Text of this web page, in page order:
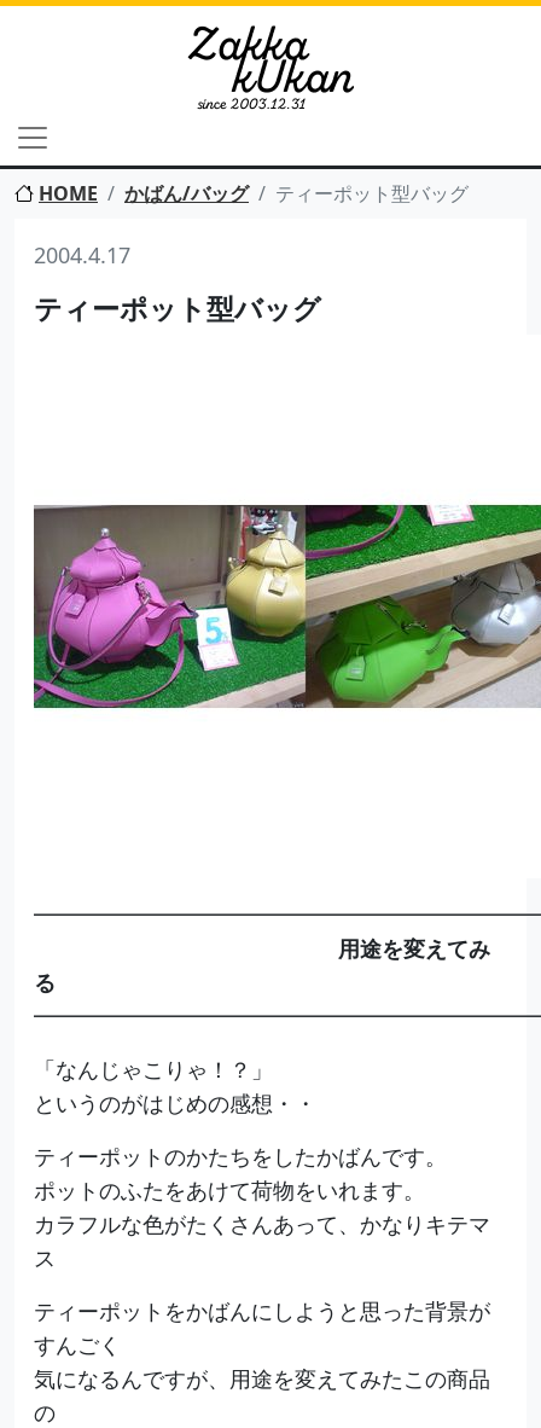
HOME かばん/バッグ ティーポット型バッグ
2004.4.17
ティーポット型バッグ
用途を変えてみ
る
「なんじゃこりゃ！？」
というのがはじめの感想・・
ティーポットのかたちをしたかばんです。
ポットのふたをあけて荷物をいれます。
カラフルな色がたくさんあって、かなりキテマ
ス
ティーポットをかばんにしようと思った背景が
すんごく
気になるんですが、用途を変えてみたこの商品
の